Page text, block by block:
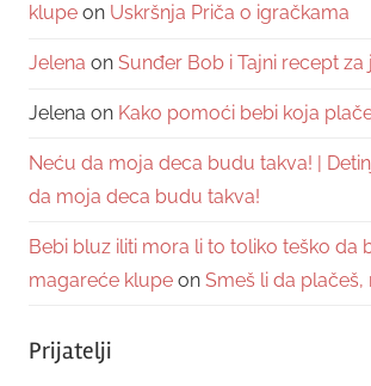
klupe on Uskršnja Priča o igračkama
Jelena on Sunđer Bob i Tajni recept za
Jelena on Kako pomoći bebi koja
Neću da moja deca budu takva! |
da moja deca budu takva!
Bebi bluz iliti mora li to toliko teško da
magareće klupe on Smeš li da plačeš,
Prijatelji